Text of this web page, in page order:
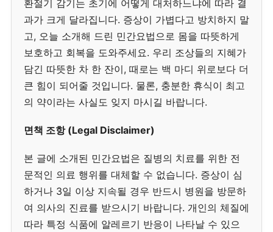
환절기 감기는 초기에 어떻게 대처하느냐에 따라 결
과가 크게 달라집니다. 증상이 가볍다고 방치하지 말
고, 오늘 소개해 드린 민간요법으로 몸을 따뜻하게
보호하고 회복을 도와주세요. 우리 조상들의 지혜가
담긴 따뜻한 차 한 잔이, 때로는 백 마디 위로보다 더
큰 힘이 되어줄 것입니다. 물론, 충분한 휴식이 최고
의 약이라는 사실도 잊지 마시길 바랍니다.
면책 조항 (Legal Disclaimer)
본 글에 소개된 민간요법은 질병의 치료를 위한 전
문적인 의료 행위를 대체할 수 없습니다. 증상이 심
하거나 3일 이상 지속될 경우 반드시 병원을 방문하
여 의사의 진료를 받으시기 바랍니다. 개인의 체질에
따라 특정 식품에 알레르기 반응이 나타날 수 있으